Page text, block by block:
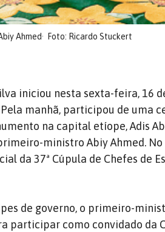
Ahmed Foto: Ricardo Stuckert
iniciou nesta sexta-feira, 16
manhã, participou de uma
na capital etíope, Adis
ministro Abiy Ahmed. No
da 37ª Cúpula de Chefes de
de governo, o primeiro-
participar como convidado da